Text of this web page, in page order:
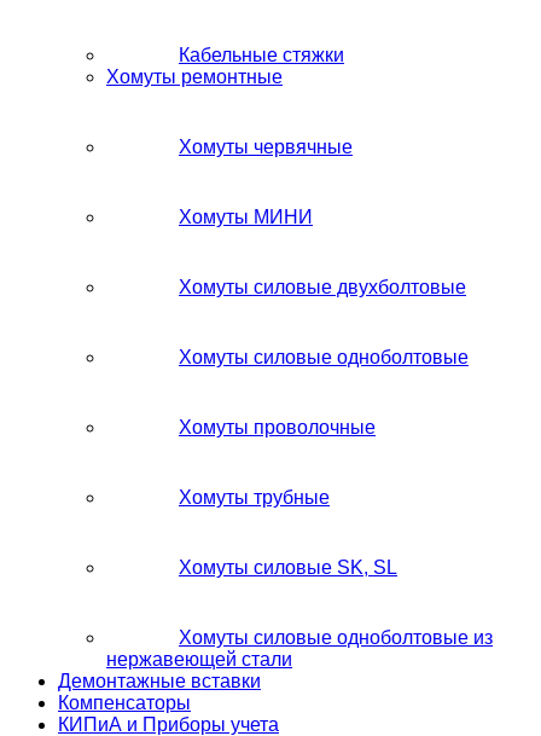
Кабельные стяжки
Хомуты ремонтные
Хомуты червячные
Хомуты МИНИ
Хомуты силовые двухболтовые
Хомуты силовые одноболтовые
Хомуты проволочные
Хомуты трубные
Хомуты силовые SK, SL
Хомуты силовые одноболтовые из
нержавеющей стали
Демонтажные вставки
Компенсаторы
КИПиА и Приборы учета